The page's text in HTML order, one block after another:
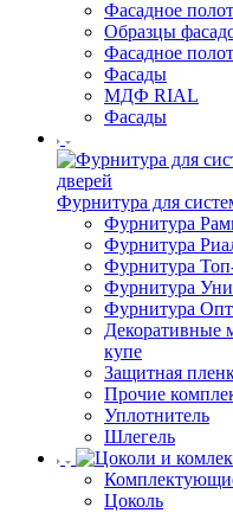
Фасадное
Образцы
Фасадное
Фасады
МДФ RIAL
Фасады
Фурнитура для
Фурнитура
Фурнитура
Фурнитура
Фурнитура
Фурнитура
Декоративные
купе
Защитная
Прочие
Уплотнитель
Шлегель
Цоколь